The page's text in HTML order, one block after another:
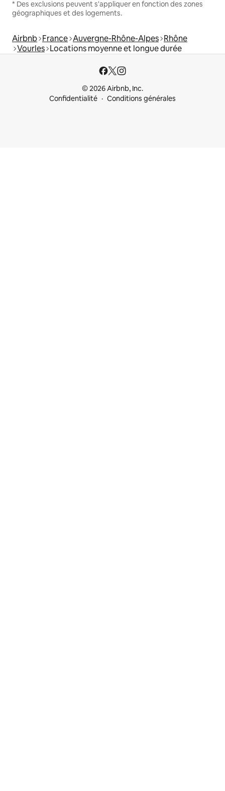
* Des exclusions peuvent s'appliquer en fonction des zones
géographiques et des logements.
Airbnb France Auvergne-Rhône-Alpes Rhône
Vourles Locations moyenne et longue durée
© 2026 Airbnb, Inc.
Confidentialité
Conditions générales